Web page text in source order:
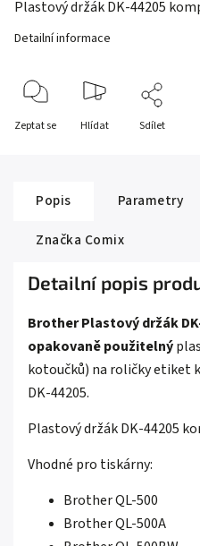
Plastový držák DK-44205
Detailní informace
Zeptat se Hlídat Sdílet
Popis Parametry
Značka Comix
Detailní popis
Brother Plastový držák
opakovaně použitelný
kotoučků) na roličky
DK-44205.
Plastový držák DK-44205
Vhodné pro tiskárny:
Brother QL-500
Brother QL-500A